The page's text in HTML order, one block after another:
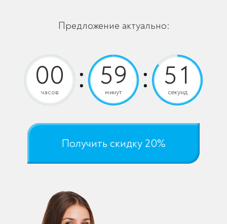
Предложение актуально:
часов минут секунд
Получить скидку 20%